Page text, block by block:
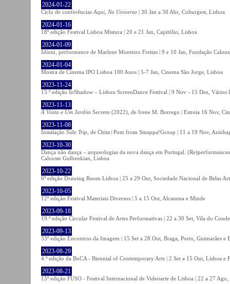
2024-01-22
Ciclo de conferências Aqui, No Universo | 30 Jan a 30 Abr, Culturgest, Lisboa
2024-01-16
18º edição Festival Lisboa Mistura | 20 e 21 Jan, Capitólio, Lisboa
2024-01-09
Idiota , performance de Marlene Monteiro Freitas | 9 e 10 Jan, Fundação
2024-01-04
Mostra de Cinema IPO Lisboa 100 Anos | 5-7 Jan, Cinema São Jorge, Lisboa
2023-11-24
15.ª edição InShadow – Lisbon ScreenDance Festival | 9 Nov - 15 Dez, Vários
2023-11-13
A Visita e Um Jardim Secreto (2022), de Irene M. Borrego | Estreia 16 Nov,
2023-11-08
Instalação Side Trip , de Chim↑Pom from Smappa!Group | 11 a 19 Nov,
2023-10-30
Dança não dança – arqueologias da nova dança em Portugal.
Calouste Gulbenkian, Lisboa
2023-10-22
6ª edição Drawing Room Lisboa | 25 a 29 Out, Sociedade Nacional de Belas
2023-10-05
12ª edição Festival Materiais Diversos | 5 a 15 Out, Alcanena e Minde
2023-09-18
19.ª edição Circular Festival de Artes Performativas | 22 a 30 Set, Vila do Conde
2023-09-13
33ª edição Encontros da Imagem | 15 Set a 28 Out, Braga, Porto, Guimarães e
2023-08-29
4.ª edição da BoCA - Biennial of Contemporary Arts | 2 Set a 15 Out, Lisboa e
2023-08-21
15ª edição FUSO - Festival Internacional de Videoarte de Lisboa | 22 a 27